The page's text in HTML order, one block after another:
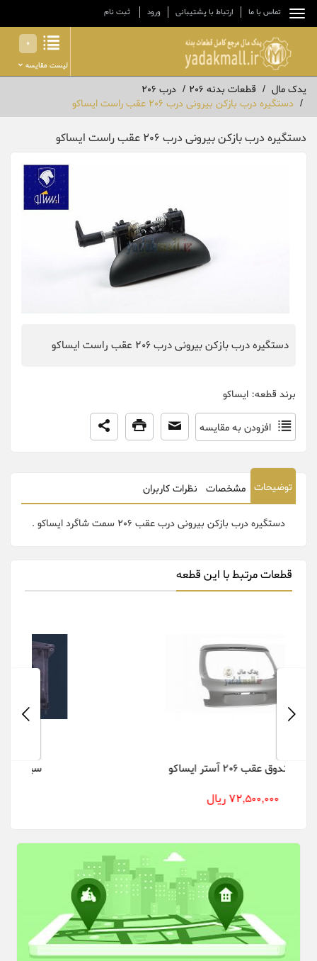
تماس با ما ارتباط با پشتیبانی ورود ثبت نام
0
لیست مقایسه
یدک مال قطعات بدنه 206
درب 206
دستگیره درب بازکن بیرونی درب 206 عقب راست ایساکو
دستگیره درب بازکن بیرونی درب 206 عقب راست ایساکو
دستگیره درب بازکن بیرونی درب 206 عقب راست ایساکو
برند قطعه: ایساکو
افزودن به مقایسه
توضیحات مشخصات نظرات کاربران
دستگیره درب بازکن بیرونی درب عقب 206 سمت شاگرد ایساکو .
قطعات مرتبط با این قطعه